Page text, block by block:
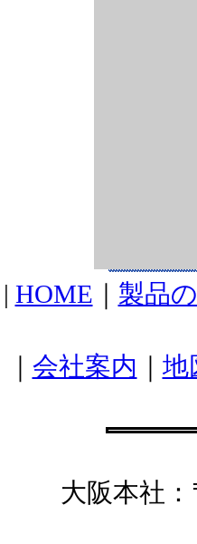
| HOME ｜ 製品
｜ 会社案内 ｜ 地
大阪本社